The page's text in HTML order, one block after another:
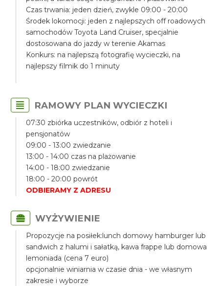
Czas trwania: jeden dzień, zwykle 09:00 - 20:00
Środek lokomocji: jeden z najlepszych off roadowych
samochodów Toyota Land Cruiser, specjalnie
dostosowana do jazdy w terenie Akamas
Konkurs: na najlepszą fotografię wycieczki, na
najlepszy filmik do 1 minuty
RAMOWY PLAN WYCIECZKI
07:30 zbiórka uczestników, odbiór z hoteli i
pensjonatów
09:00 - 13:00 zwiedzanie
13:00 - 14:00 czas na plażowanie
14:00 - 18:00 zwiedzanie
18:00 - 20:00 powrót
ODBIERAMY Z ADRESU
WYŻYWIENIE
Propozycje na posiłek:lunch domowy hamburger lub
sandwich z halumi i sałatką, kawa frappe lub domowa
lemoniada (cena 7 euro)
opcjonalnie winiarnia w czasie dnia - we własnym
zakresie i wyborze